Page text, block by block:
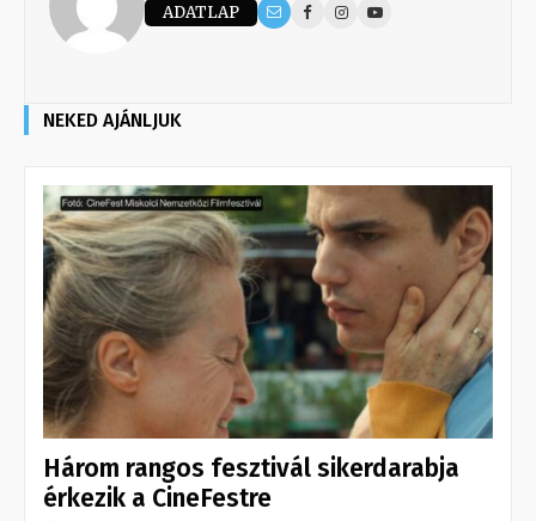
ADATLAP
NEKED AJÁNLJUK
Három rangos fesztivál sikerdarabja
érkezik a CineFestre